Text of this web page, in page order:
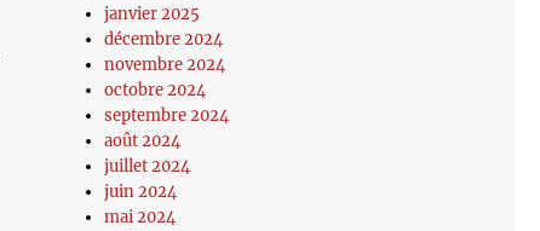
janvier 2025
décembre 2024
novembre 2024
octobre 2024
septembre 2024
août 2024
juillet 2024
juin 2024
mai 2024